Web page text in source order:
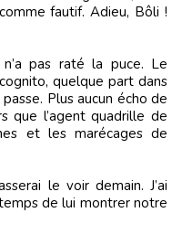
fautif. Adieu, Bôli !
pas raté la puce. Le
quelque part dans
Plus aucun écho de
que l’agent quadrille de
et les marécages de
le voir demain. J’ai
de lui montrer notre